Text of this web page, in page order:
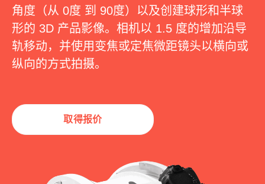
角度（从 0度 到 90度）以及创建球形和半球
形的 3D 产品影像。相机以 1.5 度的增加沿导
轨移动，并使用变焦或定焦微距镜头以横向或
纵向的方式拍摄。
取得报价